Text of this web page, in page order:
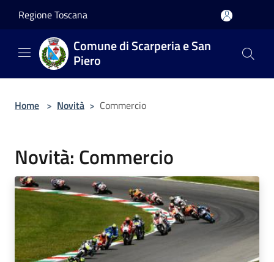
Regione Toscana
Comune di Scarperia e San
Piero
Home > Novità > Commercio
Novità: Commercio